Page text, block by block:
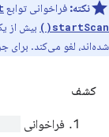
نکته: فراخوانی توابع
startScan()
بیش از
شده‌اند، لغو می‌کند. برای
کشف
فراخوانی